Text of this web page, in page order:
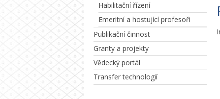
Habilitační řízení
Emeritní a hostující profesoři
Publikační činnost
Granty a projekty
Vědecký portál
Transfer technologií